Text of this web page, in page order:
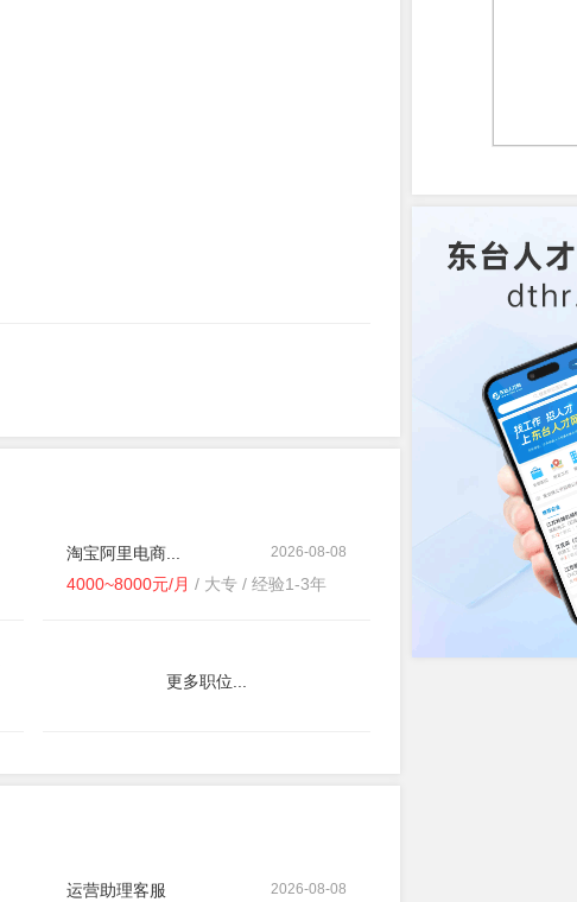
2026-08-08
淘宝阿里电商...
4000~8000元/月 / 大专 / 经验1-3年
更多职位...
2026-08-08
运营助理客服